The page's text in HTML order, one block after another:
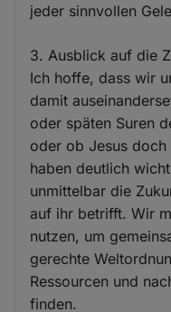
jeder sinnvollen
3. Ausblick auf die
Ich hoffe, dass wir
damit
oder späten Suren
oder ob Jesus
haben deutlich
unmittelbar die
auf ihr betrifft. Wir
nutzen, um
gerechte
Ressourcen und
finden.